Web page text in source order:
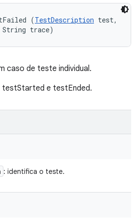
(TestDescription test,
trace)
caso de teste individual.
testStarted e testEnded.
: identifica o teste.